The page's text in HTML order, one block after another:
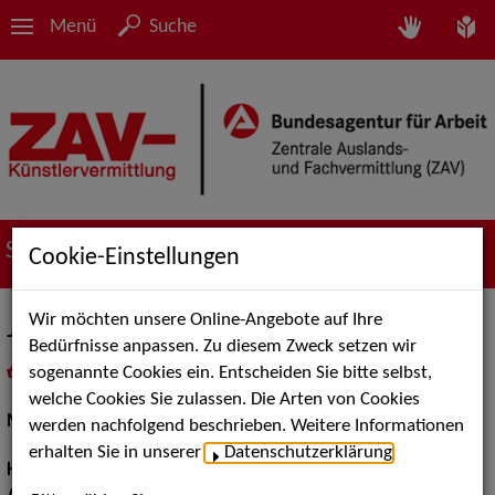
Menü Suche
Suche nach Künstler*innen
Johannes L.
als PDF speichern
inMeine Merklistelegen
Models / Werbung:Fotomodell, Dressman
Haarfarbe:
Cookie-Einstellungen
Wir möchten unsere Online-Angebote auf Ihre
Bedürfnisse anpassen. Zu diesem Zweck setzen wir
sogenannte Cookies ein. Entscheiden Sie bitte selbst,
welche Cookies Sie zulassen. Die Arten von Cookies
werden nachfolgend beschrieben. Weitere Informationen
erhalten Sie in unserer
Datenschutzerklärung